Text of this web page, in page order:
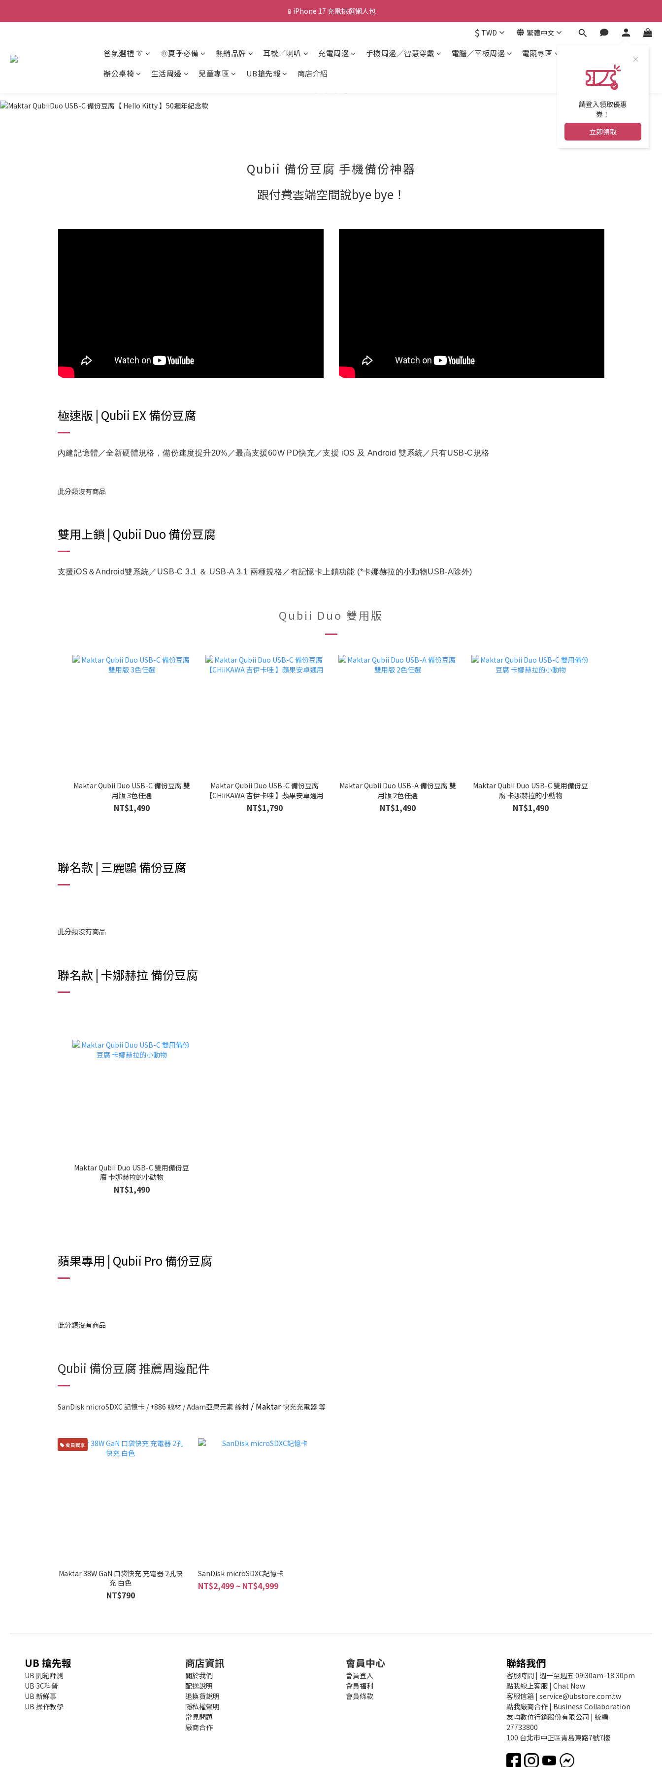
💰新會員送 $88 購物金
📱iPhone 17 充電挑選懶人包
$ TWD 繁體中文
請登入領取優惠
券！
立即領取
爸氣選禮 👔 🌞夏季必備 熱銷品牌 耳機／喇叭 充電周邊 手機周邊／智慧穿戴 電腦／平板周邊
電競專區
辦公桌椅
生活周邊 兒童專區 UB搶先報 商店介紹
Qubii 備份豆腐 手機備份神器
跟付費雲端空間說bye bye！
極速版 | Qubii EX 備份豆腐
內建記憶體／全新硬體規格，備份速度提升20%／最高支援60W PD快充／支援 iOS 及 Android 雙系統／只有USB-C規格
此分類沒有商品
雙用上鎖 | Qubii Duo 備份豆腐
支援iOS＆Android雙系統／USB-C 3.1 ＆ USB-A 3.1 兩種規格／有記憶卡上鎖功能 (*卡娜赫拉的小動物USB-A除外)
Qubii Duo 雙用版
Maktar Qubii Duo USB-C 備份豆腐 雙
用版 3色任選
NT$1,490
Maktar Qubii Duo USB-C 備份豆腐
【CHiiKAWA 吉伊卡哇 】蘋果安卓通用
NT$1,790
Maktar Qubii Duo USB-A 備份豆腐 雙
用版 2色任選
NT$1,490
Maktar Qubii Duo USB-C 雙用備份豆
腐 卡娜赫拉的小動物
NT$1,490
聯名款 | 三麗鷗 備份豆腐
此分類沒有商品
聯名款 | 卡娜赫拉 備份豆腐
Maktar Qubii Duo USB-C 雙用備份豆
腐 卡娜赫拉的小動物
NT$1,490
蘋果專用 | Qubii Pro 備份豆腐
此分類沒有商品
Qubii 備份豆腐 推薦周邊配件
SanDisk microSDXC 記憶卡 / +886 線材 / Adam亞果元素 線材 / Maktar快充充電器 等
會員獨享
Maktar 38W GaN 口袋快充 充電器 2孔快
充 白色
NT$790
SanDisk microSDXC記憶卡
NT$2,499 ~ NT$4,999
UB 搶先報
UB 開箱評測
UB 3C科普
UB 新鮮事
UB 操作教學
商店資訊
關於我們
配送說明
退換貨說明
隱私權聲明
常見問題
廠商合作
會員中心
會員登入
會員福利
會員條款
聯絡我們
客服時間 | 週一至週五 09:30am-18:30pm
點我線上客服 | Chat Now
客服信箱 | service@ubstore.com.tw
點我廠商合作 | Business Collaboration
友均數位行銷股份有限公司 | 統編
27733800
100 台北市中正區青島東路7號7樓